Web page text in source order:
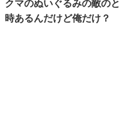
クマのぬいぐるみの敵の
時あるんだけど俺だけ？